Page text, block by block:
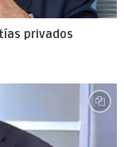
privados